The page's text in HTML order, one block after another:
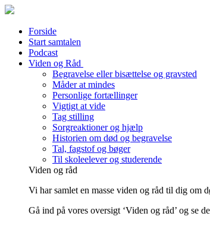
Forside
Start samtalen
Podcast
Viden og Råd
Begravelse eller bisættelse og gravsted
Måder at mindes
Personlige fortællinger
Vigtigt at vide
Tag stilling
Sorgreaktioner og hjælp
Historien om død og begravelse
Tal, fagstof og bøger
Til skoleelever og studerende
Viden og råd
Vi har samlet en masse viden og råd til dig om
Gå ind på vores oversigt ‘Viden og råd’ og se